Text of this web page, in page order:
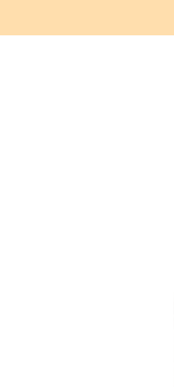
direct